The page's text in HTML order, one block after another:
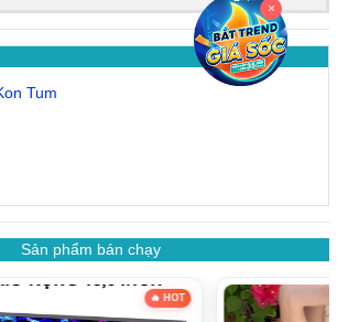
Tum
Sản phẩm bán chạy
🔥 HOT
×